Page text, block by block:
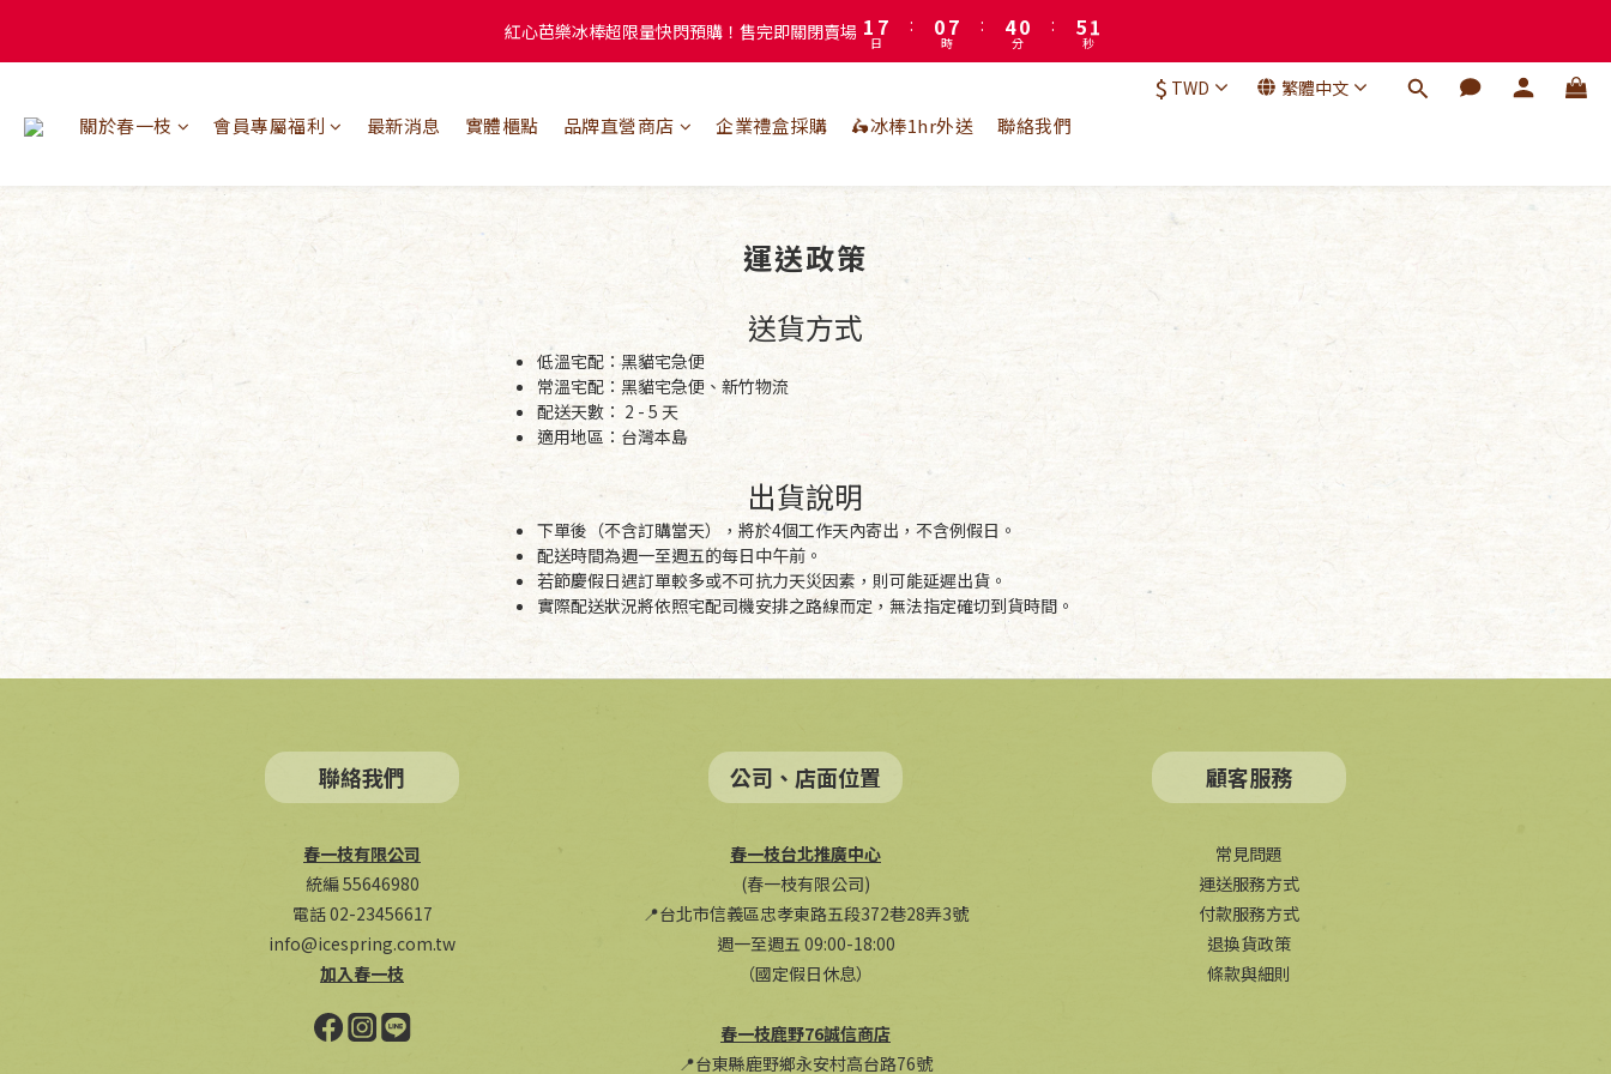
註冊會員即贈送50元購物金！會員首購滿千再折百
5
4
3
1
5
4
3
1
2
1
0
3
2
1
註冊會員即贈送50元購物金！會員首購滿千再折百
$ TWD 繁體中文
關於春一枝 會員專屬福利 最新消息 實體櫃點 品牌直營商店 企業禮盒採購 🛵冰棒1hr外送 聯絡我們
運送政策
送貨方式
低溫宅配：黑貓宅急便
常溫宅配：黑貓宅急便、新竹物流
配送天數： 2 - 5 天
適用地區：台灣本島
出貨說明
下單後（不含訂購當天），將於4個工作天內寄出，不含例假日。
配送時間為週一至週五的每日中午前。
若節慶假日遇訂單較多或不可抗力天災因素，則可能延遲出貨。
實際配送狀況將依照宅配司機安排之路線而定，無法指定確切到貨時間。
聯絡我們
春一枝有限公司
統編 55646980
電話 02-23456617
info@icespring.com.tw
加入春一枝
公司、店面位置
春一枝台北推廣中心
(春一枝有限公司)
📍台北市信義區忠孝東路五段372巷28弄3號
週一至週五 09:00-18:00
（國定假日休息）
春一枝鹿野76誠信商店
📍台東縣鹿野鄉永安村高台路76號
顧客服務
常見問題
運送服務方式
付款服務方式
退換貨政策
條款與細則